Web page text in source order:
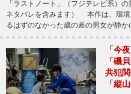
「ラストノート」（フジテレビ系）
ネタバレを含みます） 本作は、環
るはずのなかった歳の差の男女が静
「今
「磯
共犯
「縦